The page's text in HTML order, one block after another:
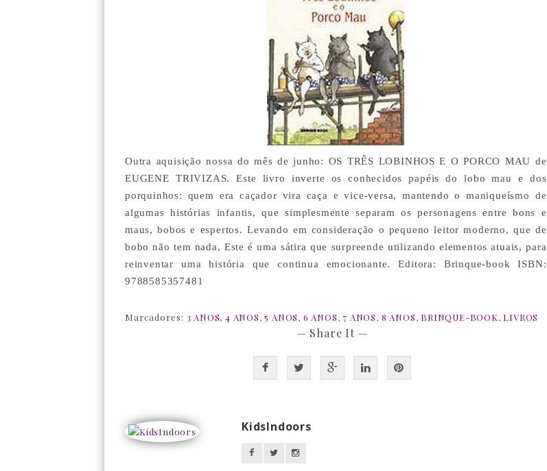
Outra aquisição nossa do mês de junho: OS TRÊS LOBINHOS E O PORCO MAU de
EUGENE TRIVIZAS. Este livro inverte os conhecidos papéis do lobo mau e dos
porquinhos: quem era caçador vira caça e vice-versa, mantendo o maniqueísmo de
algumas histórias infantis, que simplesmente separam os personagens entre bons e
maus, bobos e espertos. Levando em consideração o pequeno leitor moderno, que de
bobo não tem nada, Este é uma sátira que surpreende utilizando elementos atuais, para
reinventar uma história que continua emocionante. Editora: Brinque-book ISBN:
9788585357481
Marcadores: 3 ANOS,4 ANOS,5 ANOS, 6 ANOS, 7 ANOS, 8 ANOS, BRINQUE-BOOK, LIVROS
— Share It —
KidsIndoors